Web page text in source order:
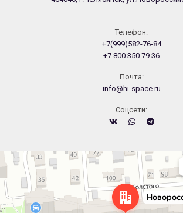
Телефон:
+7(999)582-76-84
+7 800 350 79 36
Почта:
info@hi-space.ru
Cоцсети:
Челябинск
Новороссийская улица, 122 — Яндекс.Карты